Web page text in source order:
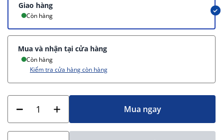
Giao hàng
Còn hàng
Mua và nhận tại cửa hàng
Còn hàng
Kiểm tra cửa hàng còn hàng
Mua ngay